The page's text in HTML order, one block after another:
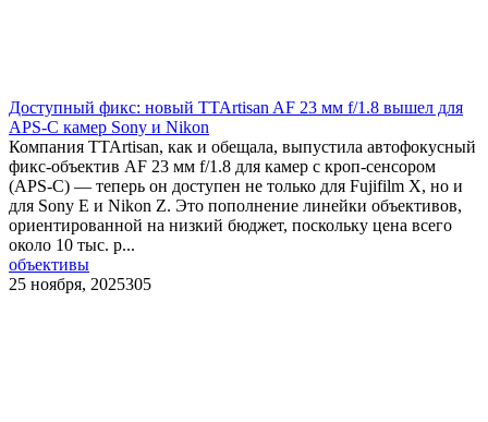
Доступный фикс: новый TTArtisan AF 23 мм f/1.8 вышел для
APS-C камер Sony и Nikon
Компания TTArtisan, как и обещала, выпустила автофокусный
фикс-объектив AF 23 мм f/1.8 для камер с кроп-сенсором
(APS-C) — теперь он доступен не только для Fujifilm X, но и
для Sony E и Nikon Z. Это пополнение линейки объективов,
ориентированной на низкий бюджет, поскольку цена всего
около 10 тыс. р...
объективы
25 ноября, 2025305